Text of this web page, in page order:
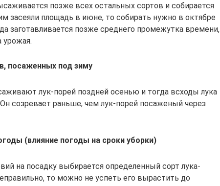
позже всех остальных сортов и собирается
засеяли площадь в июне, то собирать нужно в октябре
заготавливается позже среднего промежутка времени,
урожая.
посаженных под зиму
лук-порей поздней осенью и тогда всходы лука
созревает раньше, чем лук-порей посаженый через
(влияние погоды на сроки уборки)
на посадку выбирается определенный сорт лука-
то можно не успеть его вырастить до